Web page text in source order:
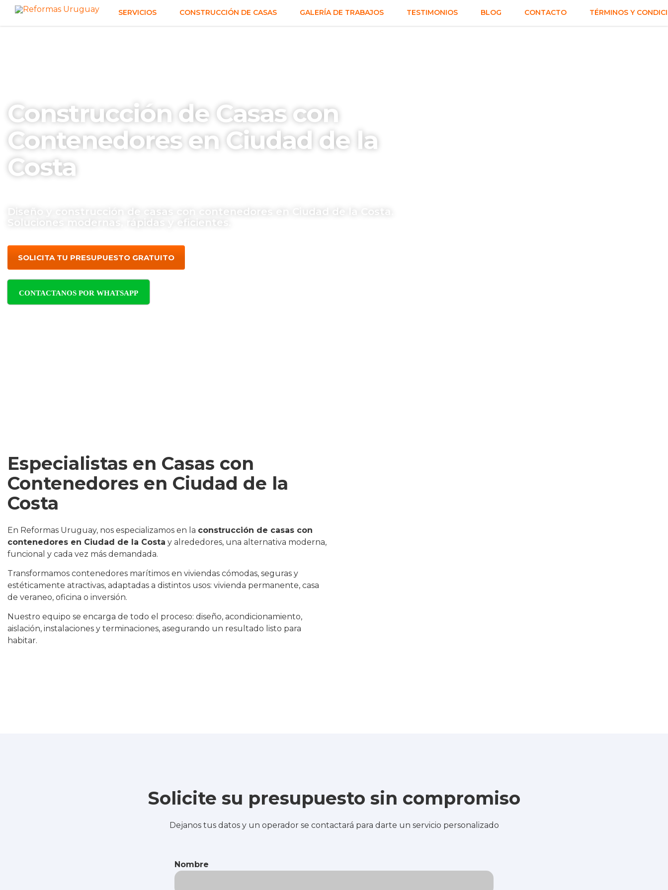
SERVICIOS CONSTRUCCIÓN DE CASAS GALERÍA DE TRABAJOS TESTIMONIOS BLOG CONTACTO TÉRMINOS Y
Construcción de Casas con
Contenedores en Ciudad de la
Costa
Diseño y construcción de casas con contenedores en Ciudad de la Costa.
Soluciones modernas, rápidas y eficientes.
SOLICITA TU PRESUPUESTO GRATUITO
CONTACTANOS POR WHATSAPP
Especialistas en Casas con
Contenedores en Ciudad de la
Costa
En Reformas Uruguay, nos especializamos en la construcción de casas con
contenedores en Ciudad de la Costa y alrededores, una alternativa moderna,
funcional y cada vez más demandada.
Transformamos contenedores marítimos en viviendas cómodas, seguras y
estéticamente atractivas, adaptadas a distintos usos: vivienda permanente, casa
de veraneo, oficina o inversión.
Nuestro equipo se encarga de todo el proceso: diseño, acondicionamiento,
aislación, instalaciones y terminaciones, asegurando un resultado listo para
habitar.
Solicite su presupuesto sin compromiso
Dejanos tus datos y un operador se contactará para darte un servicio personalizado
Nombre